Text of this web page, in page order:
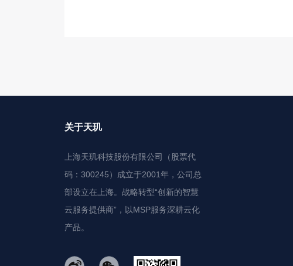
关于天玑
上海天玑科技股份有限公司（股票代
码：300245）成立于2001年，公司总
部设立在上海。战略转型“创新的智慧
云服务提供商”，以MSP服务深耕云化
产品。